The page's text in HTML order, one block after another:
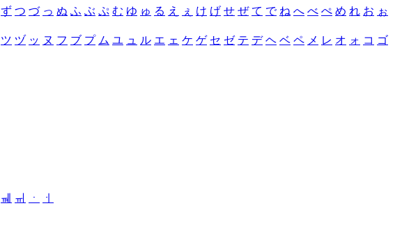
ず つ づ っ ぬ ふ ぶ ぷ む ゆ ゅ る え ぇ け げ せ ぜ て で ね へ べ ぺ め れ お ぉ
ツ ヅ ッ ヌ フ ブ プ ム ユ ュ ル エ ェ ケ ゲ セ ゼ テ デ ヘ ベ ペ メ レ オ ォ コ ゴ
ㆋ ㆌ ㆍ
ㆎ